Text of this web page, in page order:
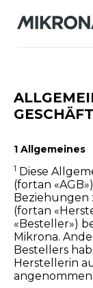
1 Allgemeines
1 Diese
(fortan
Beziehungen
(fortan
«Besteller»)
Mikrona.
Bestellers
Herstellerin